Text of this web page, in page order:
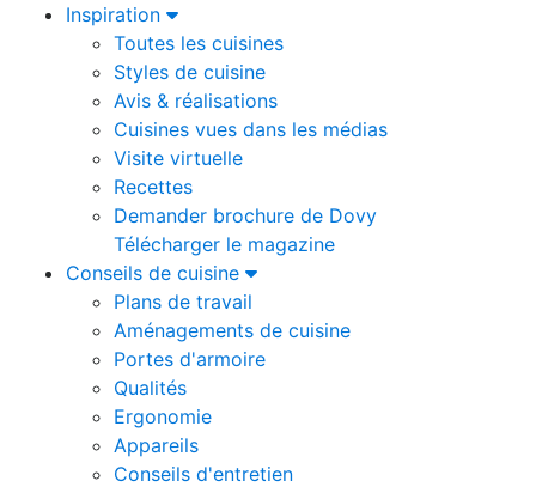
Inspiration
Toutes les cuisines
Styles de cuisine
Avis & réalisations
Cuisines vues dans les médias
Visite virtuelle
Recettes
Demander brochure de Dovy
Télécharger le magazine
Conseils de cuisine
Plans de travail
Aménagements de cuisine
Portes d'armoire
Qualités
Ergonomie
Appareils
Conseils d'entretien